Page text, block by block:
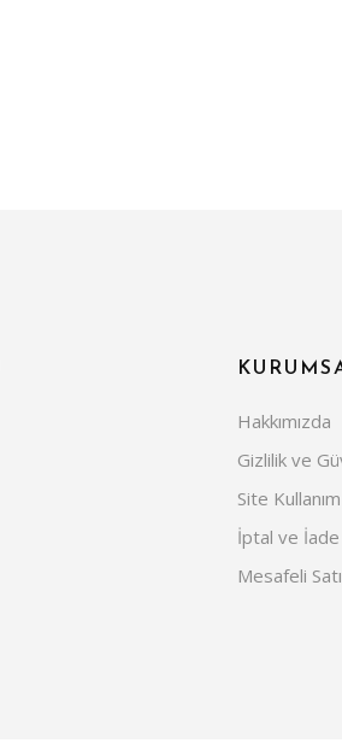
Hakkımızda
Gizlilik ve
Site
İptal ve İade
Mesafeli